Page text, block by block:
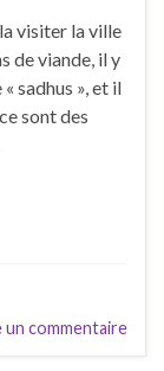
visiter la ville
de viande, il y
sadhus », et il
sont des
un commentaire